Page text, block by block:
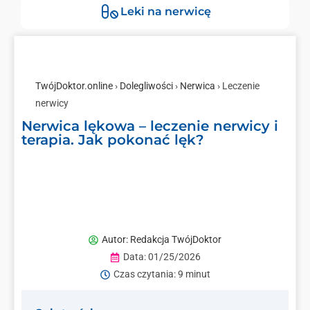
Leki na nerwicę
TwójDoktor.online › Dolegliwości › Nerwica › Leczenie
nerwicy
Nerwica lękowa – leczenie nerwicy i
terapia. Jak pokonać lęk?
Autor: Redakcja TwójDoktor
Data:01/25/2026
Czas czytania: 9 minut